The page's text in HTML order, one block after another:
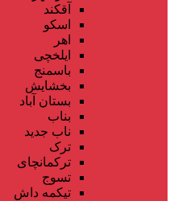
آقکند
اسکو
اهر
ایلخچی
باسمنج
بخشایش
بستان آباد
بناب
ناب جدید
ترک
ترکمانچای
تسوج
تیکمه داش